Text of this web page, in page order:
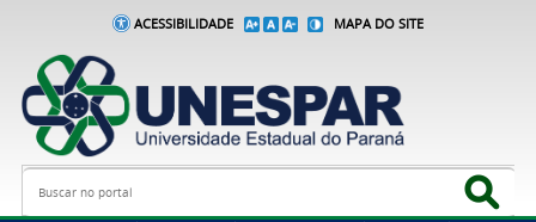
ACESSIBILIDADE MAPA DO SITE
Busca